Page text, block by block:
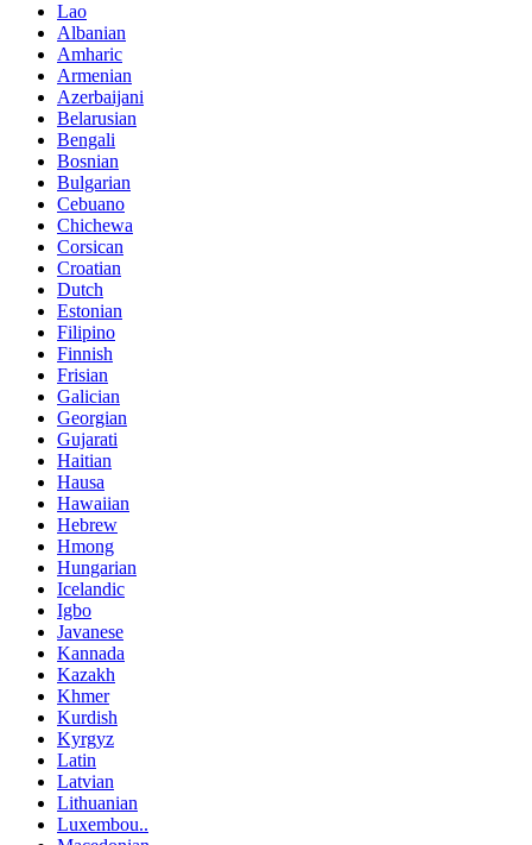
Lao
Albanian
Amharic
Armenian
Azerbaijani
Belarusian
Bengali
Bosnian
Bulgarian
Cebuano
Chichewa
Corsican
Croatian
Dutch
Estonian
Filipino
Finnish
Frisian
Galician
Georgian
Gujarati
Haitian
Hausa
Hawaiian
Hebrew
Hmong
Hungarian
Icelandic
Igbo
Javanese
Kannada
Kazakh
Khmer
Kurdish
Kyrgyz
Latin
Latvian
Lithuanian
Luxembou..